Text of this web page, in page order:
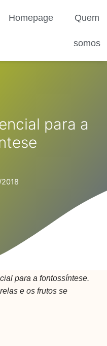
Homepage Quem
somos
para a
para a fontossíntese.
e os frutos se